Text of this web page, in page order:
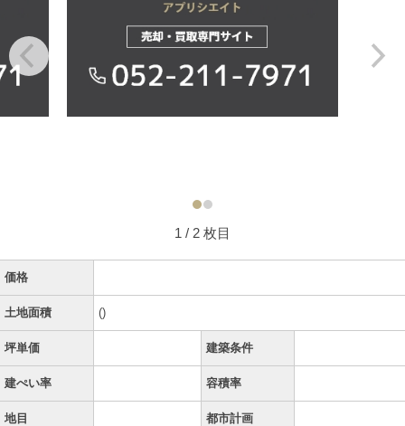
1 / 2 枚目
価格
土地面積 ()
坪単価 建築条件
建ぺい率 容積率
地目 都市計画